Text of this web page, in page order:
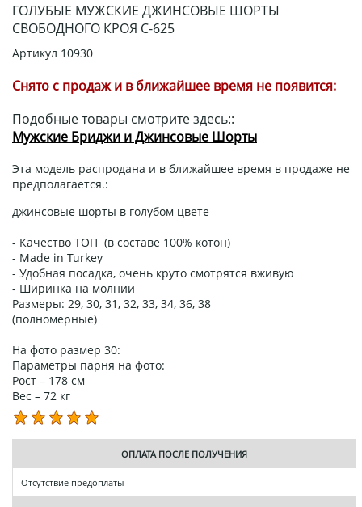
ГОЛУБЫЕ МУЖСКИЕ ДЖИНСОВЫЕ ШОРТЫ
СВОБОДНОГО КРОЯ С-625
Артикул 10930
Снято с продаж и в ближайшее время не появится:
Подобные товары смотрите здесь::
Мужские Бриджи и Джинсовые Шорты
Эта модель распродана и в ближайшее время в продаже не
предполагается.:
джинсовые шорты в голубом цвете
- Качество ТОП (в составе 100% котон)
- Made in Turkey
- Удобная посадка, очень круто смотрятся вживую
- Ширинка на молнии
Размеры: 29, 30, 31, 32, 33, 34, 36, 38
(полномерные)
На фото размер 30:
Параметры парня на фото:
Рост – 178 см
Вес – 72 кг
ОПЛАТА ПОСЛЕ ПОЛУЧЕНИЯ
Отсутствие предоплаты